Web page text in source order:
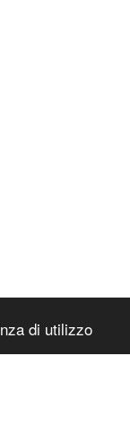
di utilizzo